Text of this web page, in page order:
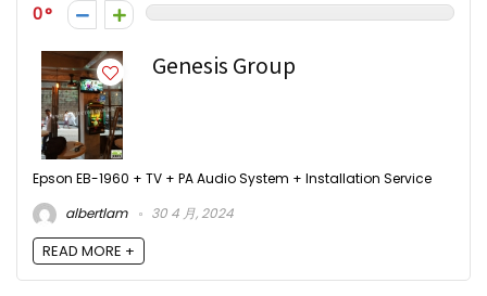
0
Genesis Group
Epson EB-1960 + TV + PA Audio System + Installation Service
albertlam
30 4 月, 2024
READ MORE +